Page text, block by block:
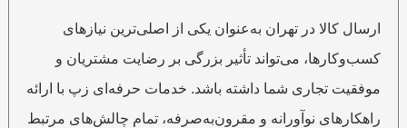
ارسال کالا در تهران به‌عنوان یکی از اصلی‌ترین نیازهای
کسب‌وکارها، می‌تواند تأثیر بزرگی بر رضایت مشتریان و
موفقیت تجاری شما داشته باشد. خدمات حرفه‌ای زپ با ارائه
راهکارهای نوآورانه و مقرون‌به‌صرفه، تمام چالش‌های مرتبط